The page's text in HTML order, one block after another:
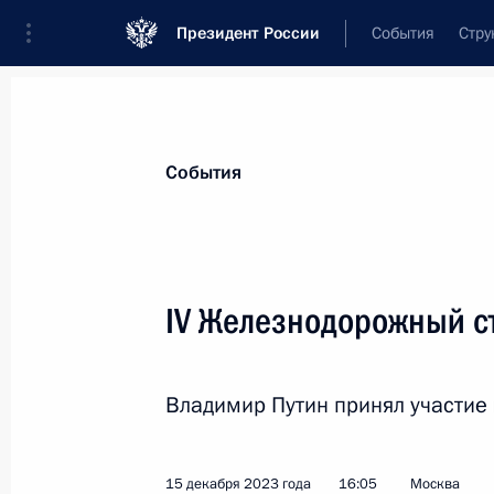
Президент России События
Перечень поручений по итогам
2 февраля 2024 года, 20:30
События
IV Железнодорожный
Владимир Путин принял
15 декабря 2023 года 16:05 Москва